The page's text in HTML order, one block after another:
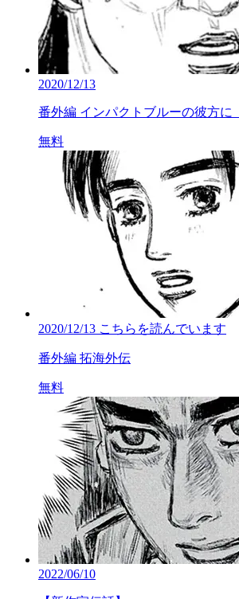
2020/12/13
番外編 インパクトブルーの彼方に
無料
2020/12/13 こちらを読んでいます
番外編 拓海外伝
無料
2022/06/10